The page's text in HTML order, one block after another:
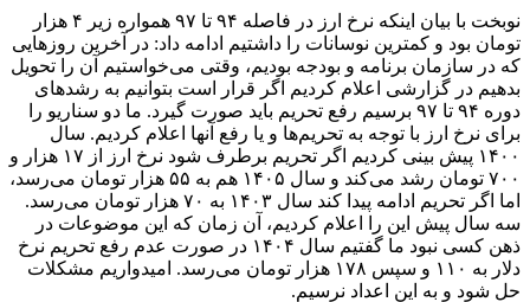
نوبخت با بیان اینکه نرخ ارز در فاصله ۹۴ تا ۹۷ همواره زیر ۴ هزار
تومان بود و کمترین نوسانات را داشتیم ادامه داد: در آخرین روزهایی
که در سازمان برنامه و بودجه بودیم، وقتی می‌خواستیم آن را تحویل
بدهیم در گزارشی اعلام کردیم اگر قرار است بتوانیم به رشدهای
دوره ۹۴ تا ۹۷ برسیم رفع تحریم باید صورت گیرد. ما دو سناریو را
برای نرخ ارز با توجه به تحریم‌ها و یا رفع آنها اعلام کردیم. سال
۱۴۰۰ پیش بینی کردیم اگر تحریم برطرف شود نرخ ارز از ۱۷ هزار و
۷۰۰ تومان رشد می‌کند و سال ۱۴۰۵ هم به ۵۵ هزار تومان می‌رسد،
اما اگر تحریم ادامه پیدا کند سال ۱۴۰۳ به ۷۰ هزار تومان می‌رسد.
سه سال پیش این را اعلام کردیم، آن زمان که این موضوعات در
ذهن کسی نبود ما گفتیم سال ۱۴۰۴ در صورت عدم رفع تحریم نرخ
دلار به ۱۱۰ و سپس ۱۷۸ هزار تومان می‌رسد. امیدواریم مشکلات
حل شود و به این اعداد نرسیم.